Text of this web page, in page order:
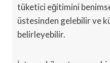
tüketici eğitimini
üstesinden gelebilir ve
belirleyebilir.